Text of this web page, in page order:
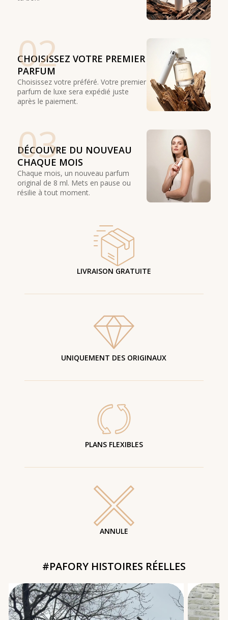
02
CHOISISSEZ VOTRE PREMIER
PARFUM
Choisissez votre préféré. Votre premier
parfum de luxe sera expédié juste
après le paiement.
03
DÉCOUVRE DU NOUVEAU
CHAQUE MOIS
Chaque mois, un nouveau parfum
original de 8 ml. Mets en pause ou
résilie à tout moment.
LIVRAISON GRATUITE
UNIQUEMENT DES ORIGINAUX
PLANS FLEXIBLES
ANNULE
#PAFORY HISTOIRES RÉELLES